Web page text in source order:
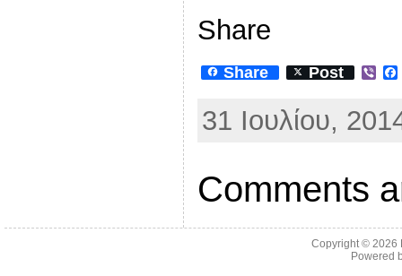
Share
Share Post
V
e
r
31 Ιουλίου,
Comments
Copyright © 2026
Powered